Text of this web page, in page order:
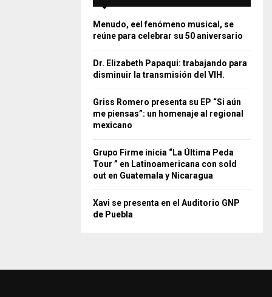
Menudo, eel fenómeno musical, se
reúne para celebrar su 50 aniversario
Dr. Elizabeth Papaqui: trabajando para
disminuir la transmisión del VIH.
Griss Romero presenta su EP “Si aún
me piensas”: un homenaje al regional
mexicano
Grupo Firme inicia “La Última Peda
Tour ” en Latinoamericana con sold
out en Guatemala y Nicaragua
Xavi se presenta en el Auditorio GNP
de Puebla